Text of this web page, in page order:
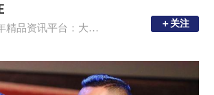
全球青年精品资讯平台：大事，新知，深度，有趣 ＋关注
＋关注